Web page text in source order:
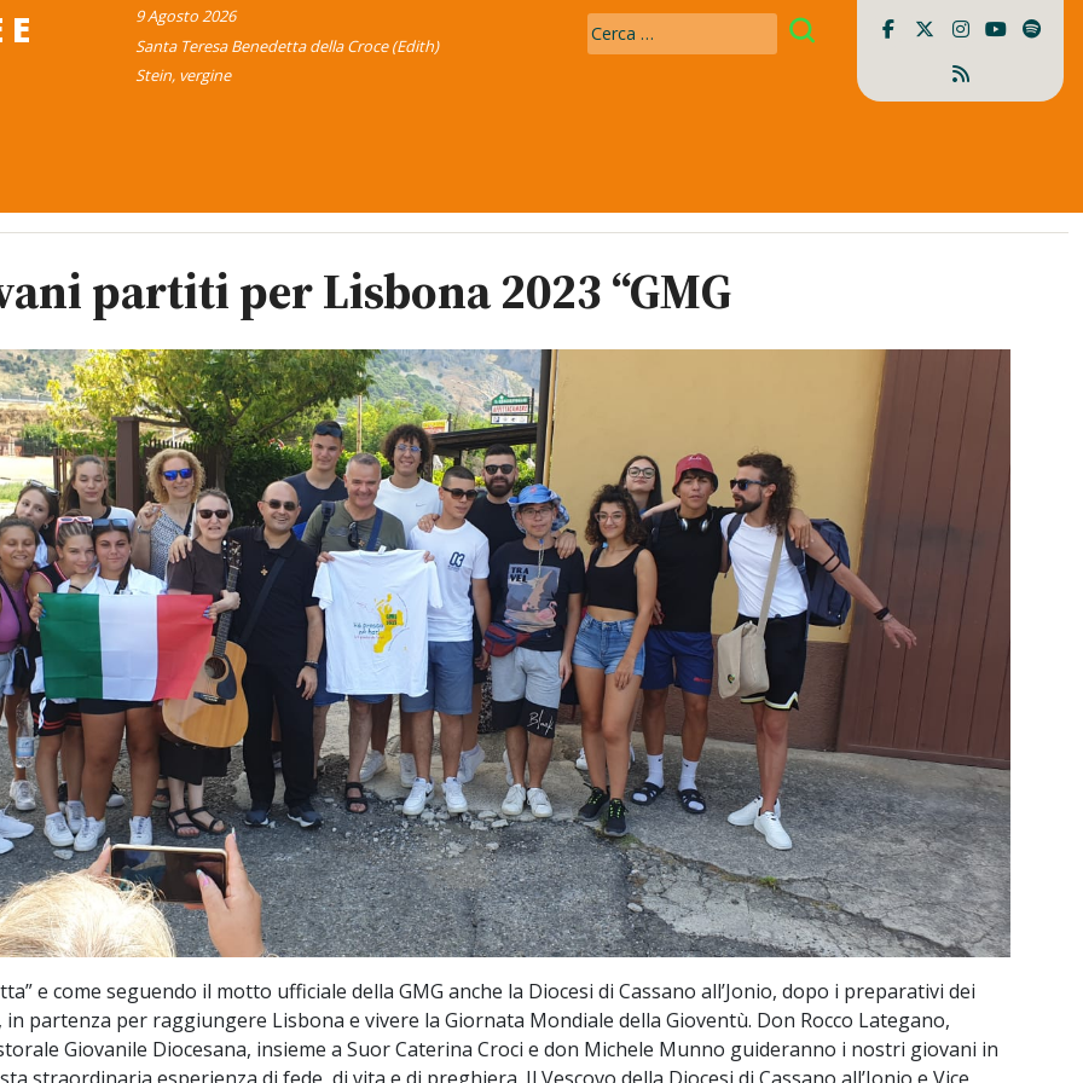
9 Agosto 2026
Santa Teresa Benedetta della Croce (Edith)
Stein, vergine
Ricerca
per:
partiti per Lisbona 2023 “GMG
e come seguendo il motto ufficiale della GMG anche la Diocesi di Cassano all’Jonio, dopo i preparativi dei
partenza per raggiungere Lisbona e vivere la Giornata Mondiale della Gioventù. Don Rocco Lategano,
Giovanile Diocesana, insieme a Suor Caterina Croci e don Michele Munno guideranno i nostri giovani in